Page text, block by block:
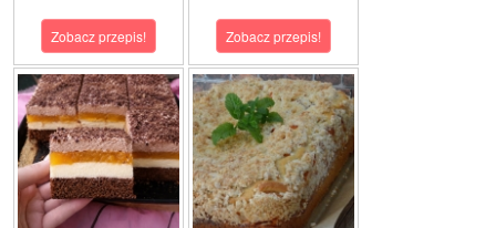
Zobacz przepis! Zobacz przepis!